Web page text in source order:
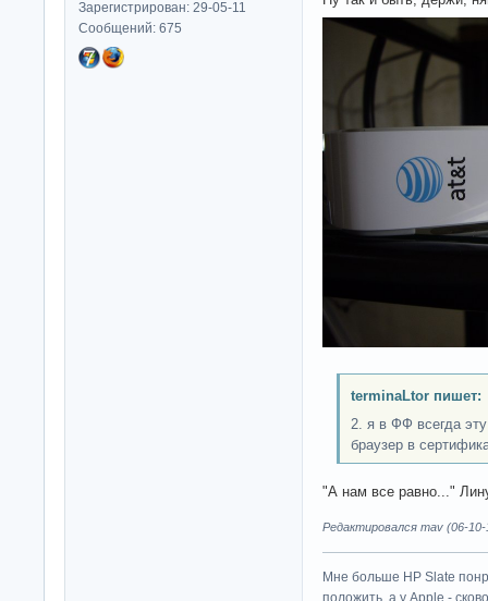
Зарегистрирован: 29-05-11
Сообщений: 675
terminaLtor пишет:
2. я в ФФ всегда
браузер в
"А нам все равно..."
Редактировался mav (06-10-
Мне больше HP Slate